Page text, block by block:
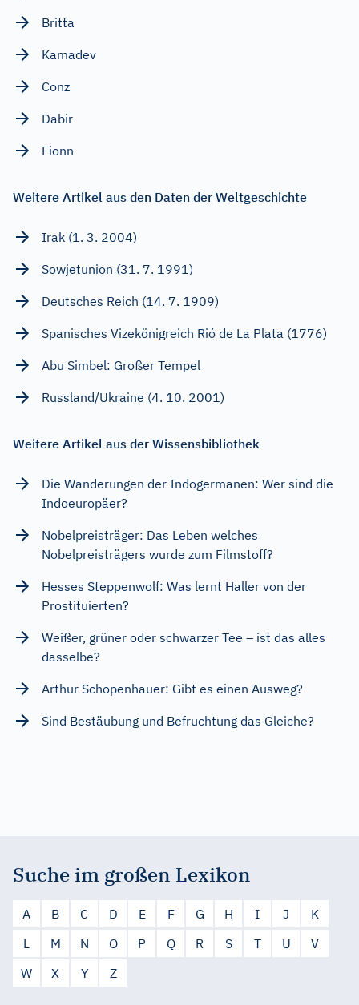
Britta
Kamadev
Conz
Dabir
Fionn
Weitere Artikel aus den Daten der Weltgeschichte
Irak (1. 3. 2004)
Sowjetunion (31. 7. 1991)
Deutsches Reich (14. 7. 1909)
Spanisches Vizekönigreich Rió de La Plata (1776)
Abu Simbel: Großer Tempel
Russland/Ukraine (4. 10. 2001)
Weitere Artikel aus der Wissensbibliothek
Die Wanderungen der Indogermanen: Wer sind die
Indoeuropäer?
Nobelpreisträger: Das Leben welches
Nobelpreisträgers wurde zum Filmstoff?
Hesses Steppenwolf: Was lernt Haller von der
Prostituierten?
Weißer, grüner oder schwarzer Tee – ist das alles
dasselbe?
Arthur Schopenhauer: Gibt es einen Ausweg?
Sind Bestäubung und Befruchtung das Gleiche?
Suche im großen Lexikon
A B C D E F G H I J
K
L
M N O P Q R S T U
V
W
X Y Z